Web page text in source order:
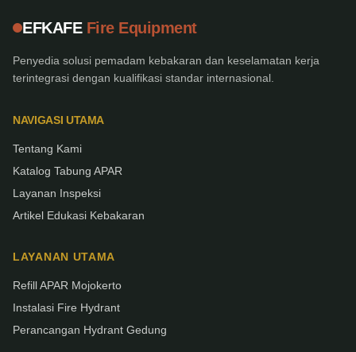
EFKAFE Fire Equipment
Penyedia solusi pemadam kebakaran dan keselamatan kerja
terintegrasi dengan kualifikasi standar internasional.
NAVIGASI UTAMA
Tentang Kami
Katalog Tabung APAR
Layanan Inspeksi
Artikel Edukasi Kebakaran
LAYANAN UTAMA
Refill APAR Mojokerto
Instalasi Fire Hydrant
Perancangan Hydrant Gedung